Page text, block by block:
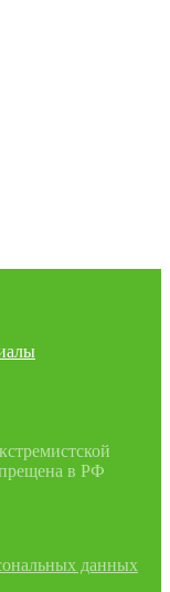
в РФ
данных